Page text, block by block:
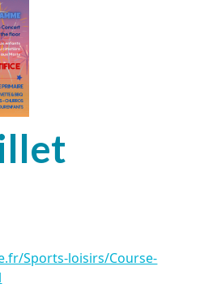
Sports-loisirs/Course-